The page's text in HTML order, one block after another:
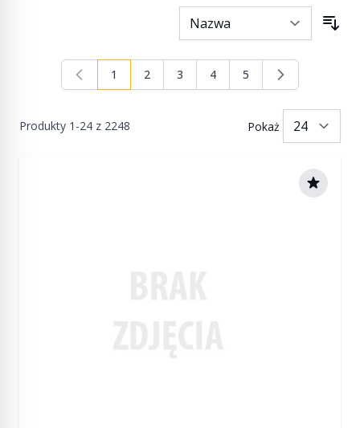
Produkty 1 -24 z 2248
Aktualnie czytasz stronę
1 Strona
2 Strona
3 Strona
4 Strona
5
Pokaż